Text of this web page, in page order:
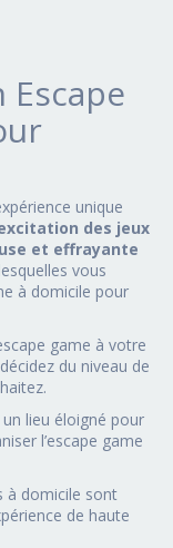
unique
des jeux
et effrayante
vous
à domicile pour
game à votre
du niveau de
lieu éloigné pour
l’escape game
à domicile sont
de haute